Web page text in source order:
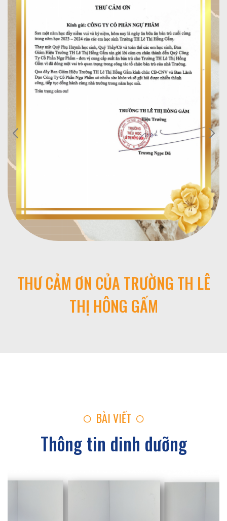
THƯ CẢM ƠN CỦA TRƯỜNG TIỂU
HỌC XUÂN THỚI THƯỢNG
BÀI VIẾT
Thông tin dinh dưỡng